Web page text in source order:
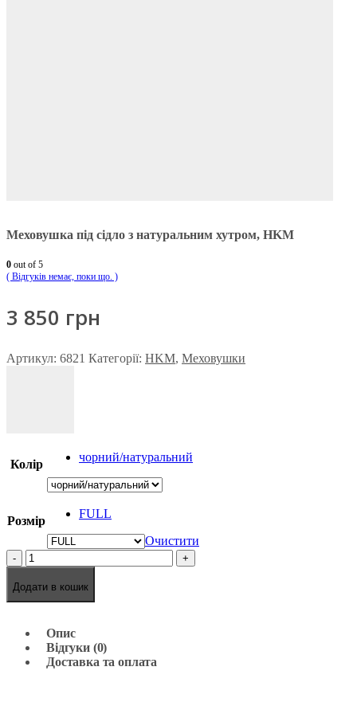
Меховушка під сідло з натуральним хутром, HKM
0 out of 5
( Відгуків немає, поки що. )
3 850 грн
Артикул: 6821 Категорії: HKM, Меховушки
Колір
чорний/натуральний
Розмір
FULL
Очистити
- +
Додати в кошик
Опис
Відгуки (0)
Доставка та оплата